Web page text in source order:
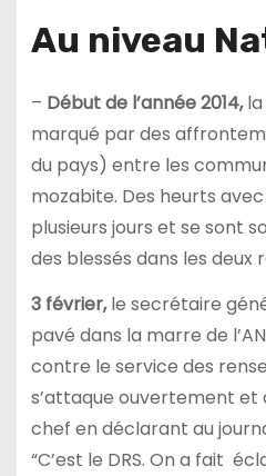
Au niveau
– Début de l’année 2014,la
marqué par des
du pays) entre les
mozabite. Des heurts
plusieurs jours et se sont
des blessés dans les deux
3 février,le secrétaire
pavé dans la marre de
contre le service des
s’attaque ouvertement
chef en déclarant au
“C’est le DRS. On a fait